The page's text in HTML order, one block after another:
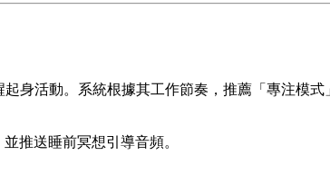
身活動。系統根據其工作節奏，推薦「專注模式
推送睡前冥想引導音頻。